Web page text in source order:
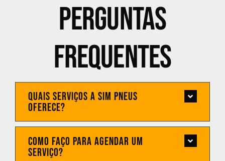
PERGUNTAS
FREQUENTES
Quais serviços a Sim Pneus
oferece?
Como faço para agendar um
serviço?